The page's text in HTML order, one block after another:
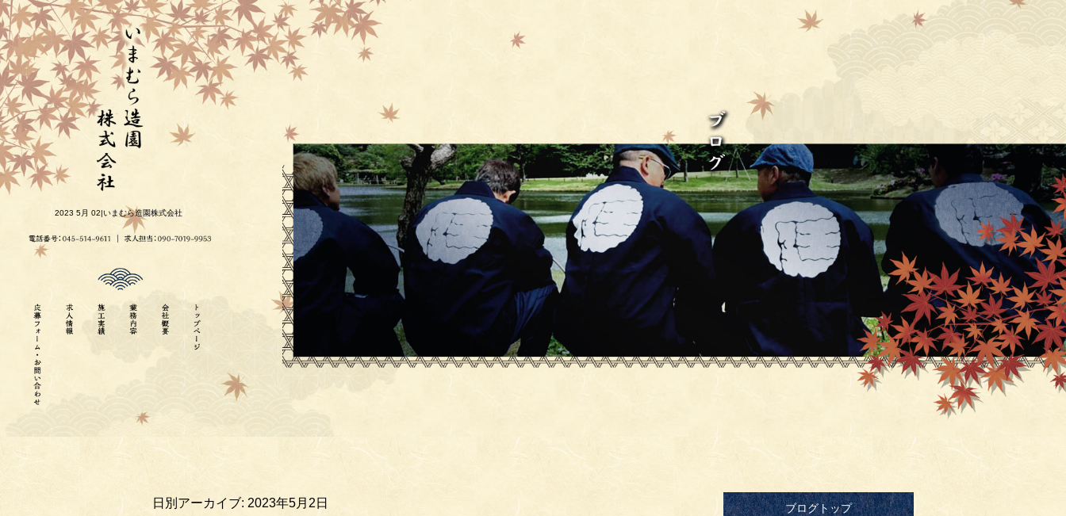
2023 5月 02|いまむら造園株式会社
日別アーカイブ: 2023年5月2日 ブログトップ